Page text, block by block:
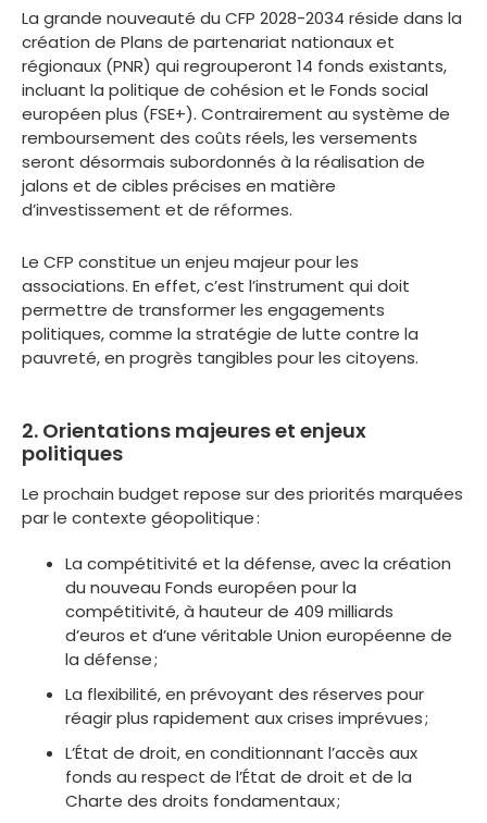
La grande nouveauté du CFP 2028-2034 réside dans la
création de Plans de partenariat nationaux et
régionaux (PNR) qui regrouperont 14 fonds existants,
incluant la politique de cohésion et le Fonds social
européen plus (FSE+). Contrairement au système de
remboursement des coûts réels, les versements
seront désormais subordonnés à la réalisation de
jalons et de cibles précises en matière
d’investissement et de réformes.
Le CFP constitue un enjeu majeur pour les
associations. En effet, c’est l’instrument qui doit
permettre de transformer les engagements
politiques, comme la stratégie de lutte contre la
pauvreté, en progrès tangibles pour les citoyens.
2. Orientations majeures et enjeux
politiques
Le prochain budget repose sur des priorités marquées
par le contexte géopolitique :
La compétitivité et la défense, avec la création
du nouveau Fonds européen pour la
compétitivité, à hauteur de 409 milliards
d’euros et d’une véritable Union européenne de
la défense ;
La flexibilité, en prévoyant des réserves pour
réagir plus rapidement aux crises imprévues ;
L’État de droit, en conditionnant l’accès aux
fonds au respect de l’État de droit et de la
Charte des droits fondamentaux ;